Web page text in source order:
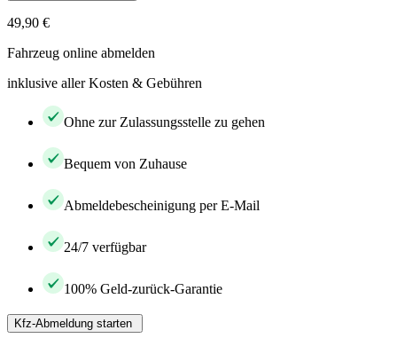
49,90 €
Fahrzeug online abmelden
inklusive aller Kosten & Gebühren
Ohne zur Zulassungsstelle zu gehen
Bequem von Zuhause
Abmeldebescheinigung per E-Mail
24/7 verfügbar
100% Geld-zurück-Garantie
Kfz-Abmeldung starten